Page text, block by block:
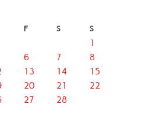
F S S
1
6 7
8
13 14
15
20 21
22
27
28